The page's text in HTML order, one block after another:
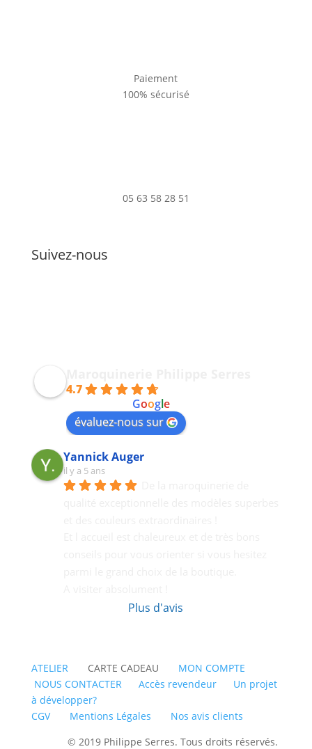
Paiement
100% sécurisé
05 63 58 28 51
Suivez-nous
Maroquinerie Philippe Serres
4.7
Google
évaluez-nous sur
Yannick Auger
il y a 5 ans
Plus d'avis
ATELIER CARTE CADEAU MON COMPTE
NOUS CONTACTER
Accès revendeur
Un projet
à développer?
CGV
Mentions Légales
Nos avis clients
© 2019 Philippe Serres. Tous droits réservés.